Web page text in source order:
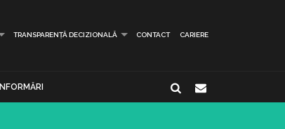
TRANSPARENȚĂ DECIZIONALĂ CONTACT CARIERE
INFORMĂRI